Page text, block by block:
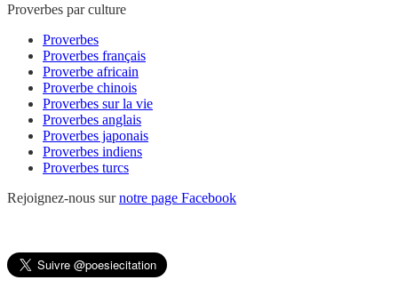
Proverbes par culture
Proverbes
Proverbes français
Proverbe africain
Proverbe chinois
Proverbes sur la vie
Proverbes anglais
Proverbes japonais
Proverbes indiens
Proverbes turcs
Rejoignez-nous surnotre page Facebook